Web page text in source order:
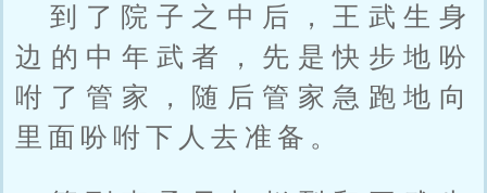
到了院子之中后，王武生身
边的中年武者，先是快步地吩
咐了管家，随后管家急跑地向
里面吩咐下人去准备。